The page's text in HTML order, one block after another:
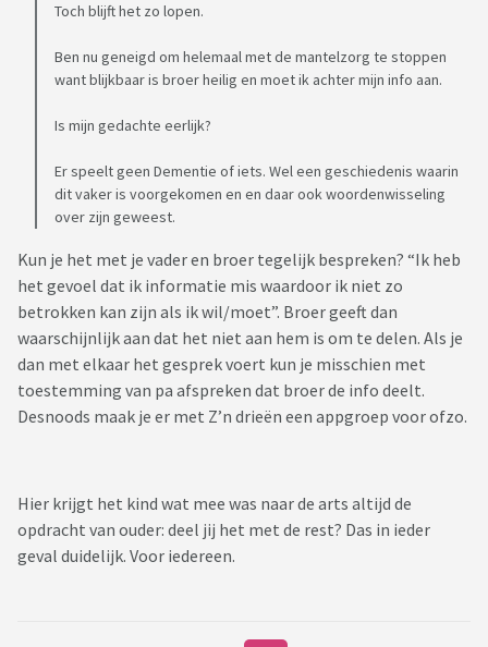
Toch blijft het zo lopen.
Ben nu geneigd om helemaal met de mantelzorg te stoppen
want blijkbaar is broer heilig en moet ik achter mijn info aan.
Is mijn gedachte eerlijk?
Er speelt geen Dementie of iets. Wel een geschiedenis waarin
dit vaker is voorgekomen en en daar ook woordenwisseling
over zijn geweest.
Kun je het met je vader en broer tegelijk bespreken? “Ik heb
het gevoel dat ik informatie mis waardoor ik niet zo
betrokken kan zijn als ik wil/moet”. Broer geeft dan
waarschijnlijk aan dat het niet aan hem is om te delen. Als je
dan met elkaar het gesprek voert kun je misschien met
toestemming van pa afspreken dat broer de info deelt.
Desnoods maak je er met Z’n drieën een appgroep voor ofzo.
Hier krijgt het kind wat mee was naar de arts altijd de
opdracht van ouder: deel jij het met de rest? Das in ieder
geval duidelijk. Voor iedereen.